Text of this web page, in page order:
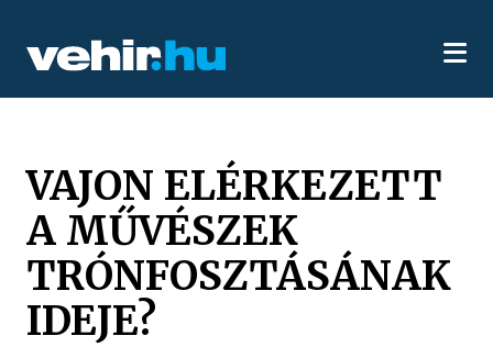
VAJON ELÉRKEZETT
A MŰVÉSZEK
TRÓNFOSZTÁSÁNAK
IDEJE?